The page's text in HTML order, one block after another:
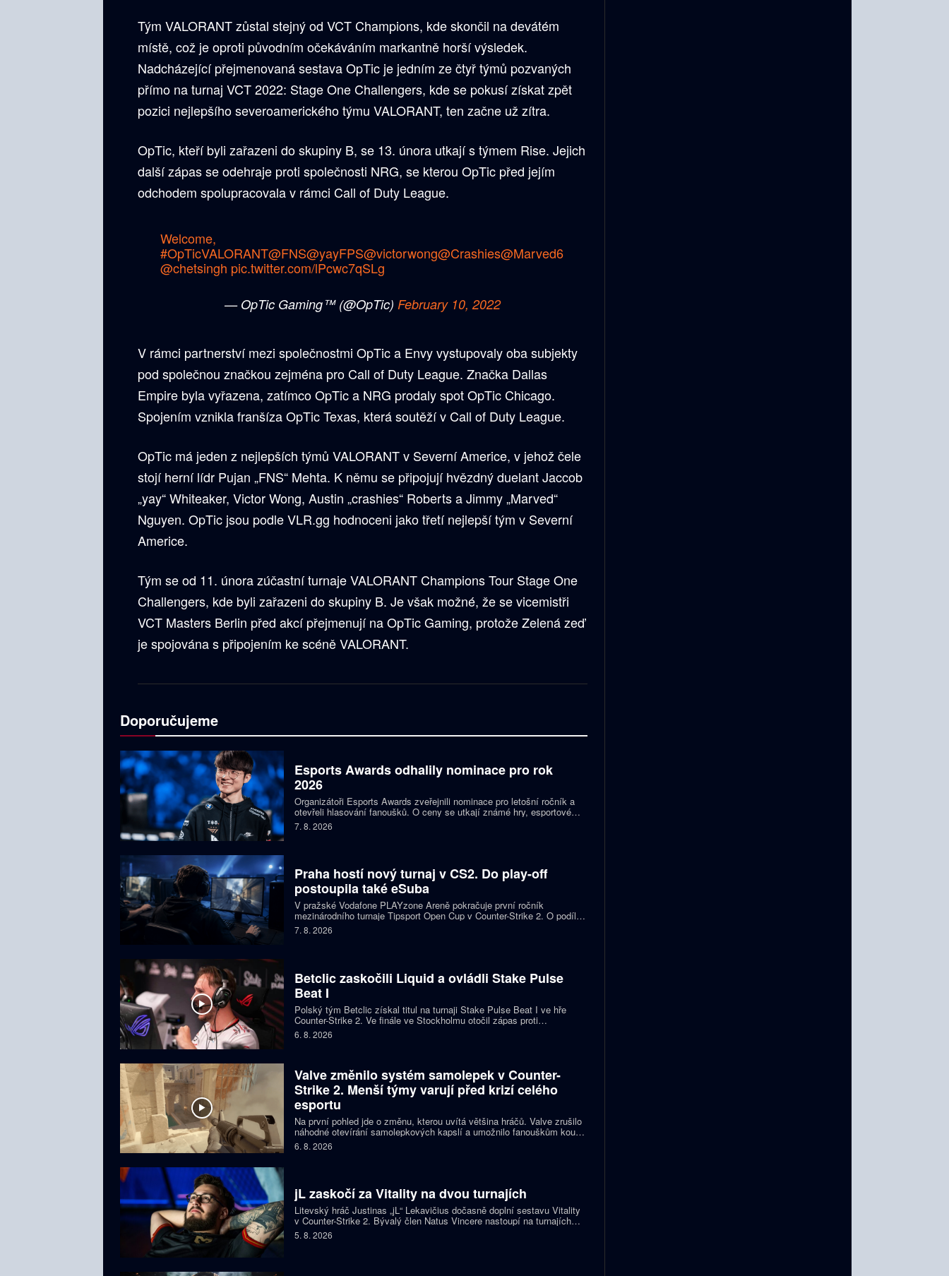
Tým VALORANT zůstal stejný od VCT Champions, kde skončil na devátém
místě, což je oproti původním očekáváním markantně horší výsledek.
Nadcházející přejmenovaná sestava OpTic je jedním ze čtyř týmů pozvaných
přímo na turnaj VCT 2022: Stage One Challengers, kde se pokusí získat zpět
pozici nejlepšího severoamerického týmu VALORANT, ten začne už zítra.
OpTic, kteří byli zařazeni do skupiny B, se 13. února utkají s týmem Rise. Jejich
další zápas se odehraje proti společnosti NRG, se kterou OpTic před jejím
odchodem spolupracovala v rámci Call of Duty League.
Welcome,
#OpTicVALORANT@FNS@yayFPS@victorwong@Crashies@Marved6
@chetsingh pic.twitter.com/lPcwc7qSLg
— OpTic Gaming™ (@OpTic)February 10, 2022
V rámci partnerství mezi společnostmi OpTic a Envy vystupovaly oba subjekty
pod společnou značkou zejména pro Call of Duty League. Značka Dallas
Empire byla vyřazena, zatímco OpTic a NRG prodaly spot OpTic Chicago.
Spojením vznikla franšíza OpTic Texas, která soutěží v Call of Duty League.
OpTic má jeden z nejlepších týmů VALORANT v Severní Americe, v jehož čele
stojí herní lídr Pujan „FNS“ Mehta. K němu se připojují hvězdný duelant Jaccob
„yay“ Whiteaker, Victor Wong, Austin „crashies“ Roberts a Jimmy „Marved“
Nguyen. OpTic jsou podle VLR.gg hodnoceni jako třetí nejlepší tým v Severní
Americe.
Tým se od 11. února zúčastní turnaje VALORANT Champions Tour Stage One
Challengers, kde byli zařazeni do skupiny B. Je však možné, že se vicemistři
VCT Masters Berlin před akcí přejmenují na OpTic Gaming, protože Zelená zeď
je spojována s připojením ke scéně VALORANT.
Doporučujeme
Esports Awards odhalily nominace pro rok
2026
Organizátoři Esports Awards zveřejnili nominace pro letošní ročník a
otevřeli hlasování fanoušků. O ceny se utkají známé hry, esportové
týmy, streameři i další osobnosti scény. Mezi nominovanými nechybějí
Faker, Jynxzi, Kai Cenat nebo IShowSpeed.
7. 8. 2026
Praha hostí nový turnaj v CS2. Do play-off
postoupila také eSuba
V pražské Vodafone PLAYzone Areně pokračuje první ročník
mezinárodního turnaje Tipsport Open Cup v Counter-Strike 2. O podíl z
prize poolu 11 tisíc eur a body do žebříčku VRS bojuje devět týmů.
Česká eSuba si už zajistila postup do play-off.
7. 8. 2026
Betclic zaskočili Liquid a ovládli Stake Pulse
Beat I
Polský tým Betclic získal titul na turnaji Stake Pulse Beat I ve hře
Counter-Strike 2. Ve finále ve Stockholmu otočil zápas proti
favorizovaným Liquid a zvítězil 2:1 na mapy.
6. 8. 2026
Valve změnilo systém samolepek v Counter-
Strike 2. Menší týmy varují před krizí celého
esportu
Na první pohled jde o změnu, kterou uvítá většina hráčů. Valve zrušilo
náhodné otevírání samolepkových kapslí a umožnilo fanouškům koupit
si přímo samolepku svého oblíbeného týmu nebo hráče. Podle řady
organizací ale nový systém dramaticky snižuje jejich příjmy a může
6. 8. 2026
jL zaskočí za Vitality na dvou turnajích
Litevský hráč Justinas „jL“ Lekavičius dočasně doplní sestavu Vitality
v Counter-Strike 2. Bývalý člen Natus Vincere nastoupí na turnajích
BLAST Open Porto a PGL Masters Bucharest.
5. 8. 2026